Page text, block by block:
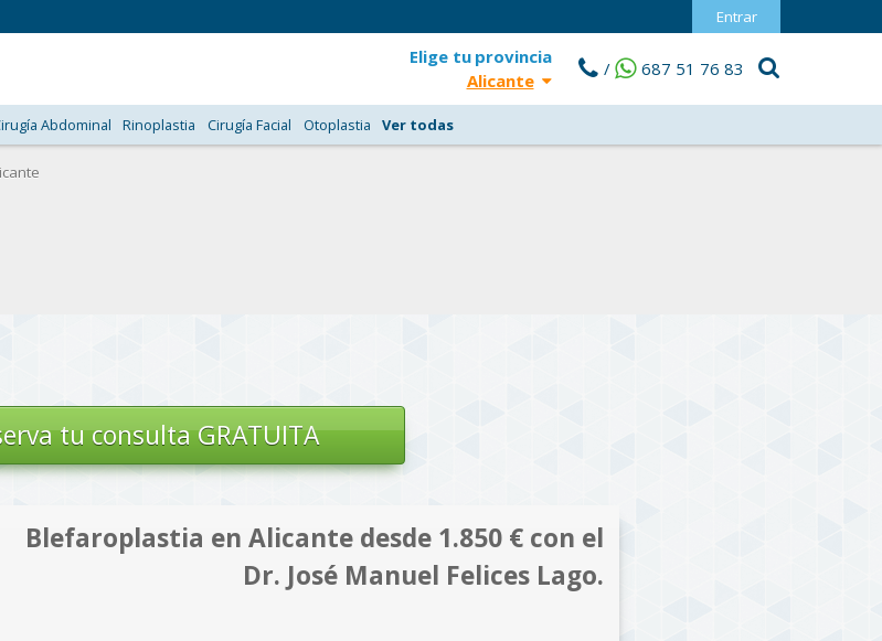
Entrar
Elige tu provincia
Alicante
/ 687 51 76 83
tuconsulta GRATUITA
Blefaroplastia en Alicantedesde 1.850 € con el
Dr. José Manuel Felices Lago.
Abdominal Rinoplastia Cirugía Facial Otoplastia Ver todas